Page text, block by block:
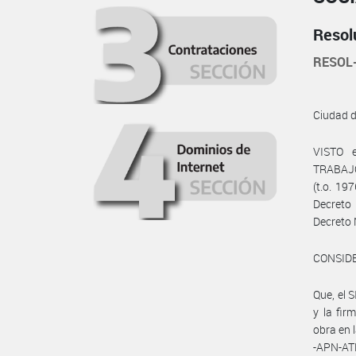
Ciudad
VISTO
(t.o.
Decreto
Que, el
y la
obra en
-APN-